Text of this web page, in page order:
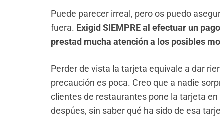
Puede parecer irreal, pero os puedo
fuera. Exigid SIEMPRE al efectuar un
prestad mucha atención a los posibles
Perder de vista la tarjeta equivale a dar
precaución es poca. Creo que a nadie
clientes de restaurantes pone la tarjeta
despúes, sin saber qué ha sido de esa